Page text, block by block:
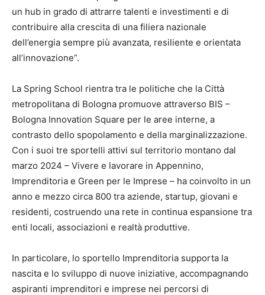
un hub in grado di attrarre talenti e investimenti e di
contribuire alla crescita di una filiera nazionale
dell’energia sempre più avanzata, resiliente e orientata
all’innovazione”.
La Spring School rientra tra le politiche che la Città
metropolitana di Bologna promuove attraverso BIS –
Bologna Innovation Square per le aree interne, a
contrasto dello spopolamento e della marginalizzazione.
Con i suoi tre sportelli attivi sul territorio montano dal
marzo 2024 – Vivere e lavorare in Appennino,
Imprenditoria e Green per le Imprese – ha coinvolto in un
anno e mezzo circa 800 tra aziende, startup, giovani e
residenti, costruendo una rete in continua espansione tra
enti locali, associazioni e realtà produttive.
In particolare, lo sportello Imprenditoria supporta la
nascita e lo sviluppo di nuove iniziative, accompagnando
aspiranti imprenditori e imprese nei percorsi di